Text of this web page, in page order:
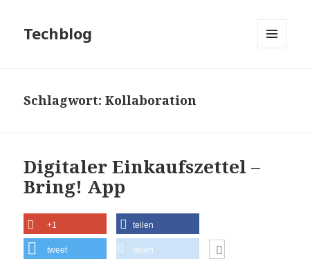
Techblog
Schlagwort:Kollaboration
Digitaler Einkaufszettel –
Bring! App
+1 teilen
tweet teilen